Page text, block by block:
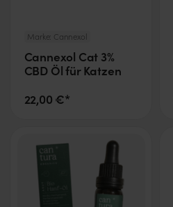
Marke: Cannexol
Cannexol Cat 3%
CBD Öl für Katzen
22,00 €*